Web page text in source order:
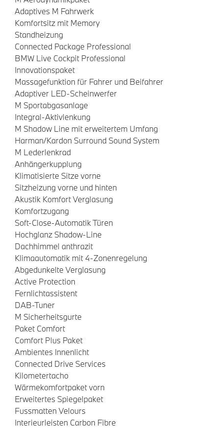
Adaptives M Fahrwerk
Komfortsitz mit Memory
Standheizung
Connected Package Professional
BMW Live Cockpit Professional
Innovationspaket
Massagefunktion für Fahrer und Beifahrer
Adaptiver LED-Scheinwerfer
M Sportabgasanlage
Integral-Aktivlenkung
M Shadow Line mit erweitertem Umfang
Harman/Kardon Surround Sound System
M Lederlenkrad
Anhängerkupplung
Klimatisierte Sitze vorne
Sitzheizung vorne und hinten
Akustik Komfort Verglasung
Komfortzugang
Soft-Close-Automatik Türen
Hochglanz Shadow-Line
Dachhimmel anthrazit
Klimaautomatik mit 4-Zonenregelung
Abgedunkelte Verglasung
Active Protection
Fernlichtassistent
DAB-Tuner
M Sicherheitsgurte
Paket Comfort
Comfort Plus Paket
Ambientes Innenlicht
Connected Drive Services
Kilometertacho
Wärmekomfortpaket vorn
Erweitertes Spiegelpaket
Fussmatten Velours
Interieurleisten Carbon Fibre